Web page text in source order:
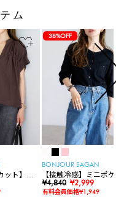
ム
ット】シ
ートップ
38%OFF
BONJOUR SAGAN
【接触冷感】ミニポ
袖ニットカーディガン
¥4,840 ¥2,999
有料会員価格¥1,949